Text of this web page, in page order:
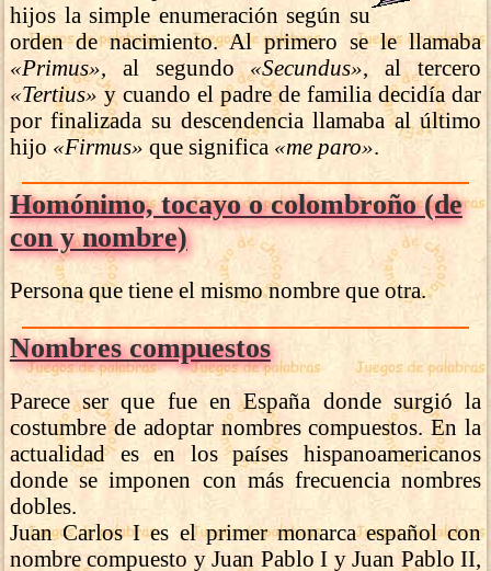
hijos la simple enumeración según su
orden de nacimiento. Al primero se le llamaba
«Primus» , al segundo «Secundus» , al tercero
«Tertius»y cuando el padre de familia decidía dar
por finalizada su descendencia llamaba al último
hijo «Firmus» que significa «me paro»
Homónimo, tocayo o colombroño (de
con y nombre)
Persona que tiene el mismo nombre que otra.
Nombres compuestos
Parece ser que fue en España donde surgió la
costumbre de adoptar nombres compuestos. En la
actualidad es en los países hispanoamericanos
donde se imponen con más frecuencia nombres
dobles.
Juan Carlos I es el primer monarca español con
nombre compuesto y Juan Pablo I y Juan Pablo II,